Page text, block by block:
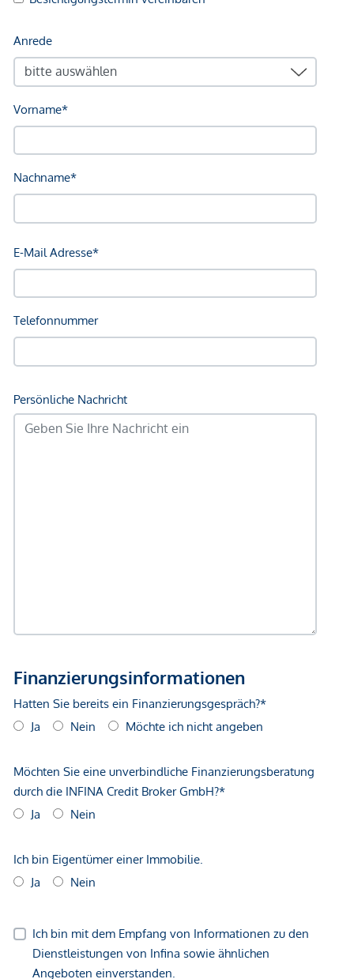
Naheverhältnis zum Verkäufer. Wir weisen darauf hin, dass
Treuhandabwicklung ist gebunden an ARNOLD
Rechtsanwälte GmbH, Stoß im Himmel 1, 1010 Wien. Die
Kosten betragen 1,5 % des Kaufpreises zzgl. 20 % USt.
sowie Barauslagen und Beglaubigung.
dem zu vermittelnden Dritten ein familiäres oder
wirtschaftliches Naheverhältnis besteht.
*Der Vertrag kommt nicht mit der INFINA Credit Broker
Immobilienunternehmen angeboten. Allfällige aus dem
Vertragsabschluss resultierende Rechte sind ausschließlich
gegenüber dem anbietenden Immobilienunternehmen
unverbindliche Vorabinformationen sind und daher ohne
Gewähr erfolgen. Der Vermittler ist als Doppelmakler tätig.